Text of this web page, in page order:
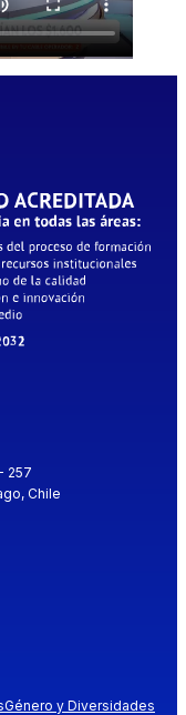
257
Chile
Género y Diversidades